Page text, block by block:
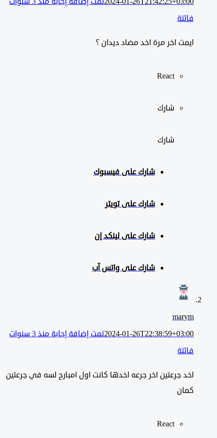
ايمت اخر مرة اخد مضاد ديدان ؟
React
شارك
شارك علىفيسبوك
شارك على تويتر
شارك على لينكد إن
شارك على واتس آب
marym
2024-01-26T22:38:59+03:00
تمت إضافة إجابة منذ 3 سنوات
اخد جرعتين اخر جرعه اخدها كانت اول امبارح لسه في جرعتين
React